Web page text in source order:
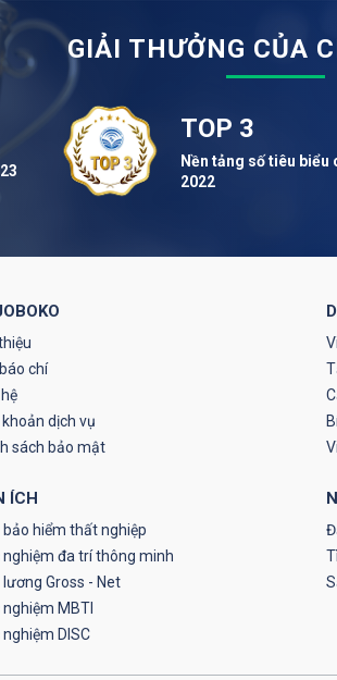
GIẢI THƯỞNG CỦA
TOP 3
Nền tảng số tiêu biểu
2022
chí
dịch vụ
sách bảo mật
ÍCH
bảo hiểm thất nghiệp
nghiệm đa trí thông minh
Gross - Net
MBTI
DISC